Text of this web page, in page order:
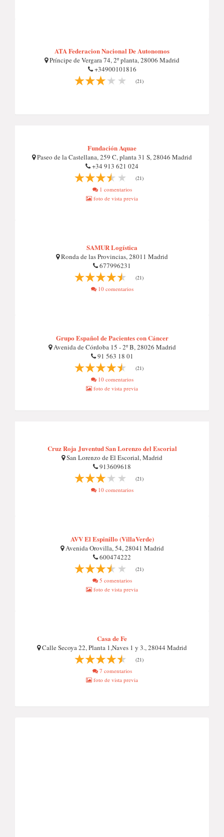
ATA Federacion Nacional De Autonomos
Príncipe de Vergara 74, 2º planta, 28006 Madrid
+34900101816
(21)
Fundación Aquae
Paseo de la Castellana, 259 C, planta 31 S, 28046 Madrid
+34 913 621 024
(21)
1 comentarios
foto de vista previa
SAMUR Logística
Ronda de las Provincias, 28011 Madrid
677996231
(21)
10 comentarios
Grupo Español de Pacientes con Cáncer
Avenida de Córdoba 15 - 2º B, 28026 Madrid
91 563 18 01
(21)
10 comentarios
foto de vista previa
Cruz Roja Juventud San Lorenzo del Escorial
San Lorenzo de El Escorial, Madrid
913609618
(21)
10 comentarios
AVV El Espinillo (VillaVerde)
Avenida Orovilla, 54, 28041 Madrid
600474222
(21)
5 comentarios
foto de vista previa
Casa de Fe
Calle Secoya 22, Planta 1,Naves 1 y 3., 28044 Madrid
(21)
7 comentarios
foto de vista previa